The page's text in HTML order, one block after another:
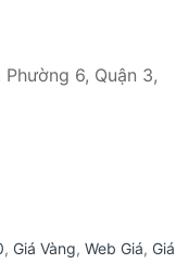
6, Quận 3,
, Giá Vàng, Web Giá, Giá